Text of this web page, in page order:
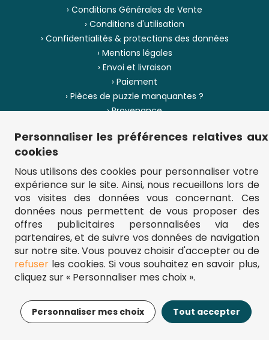
17,95€ Ajouter au panier
› Conditions Générales de Vente
› Conditions d'utilisation
› Confidentialités & protections des données
› Mentions légales
› Envoi et livraison
› Paiement
› Pièces de puzzle manquantes ?
› Provenance
› Plan du site
** Frais d'envoi = 6,95 € (France) / gratuit à partir de 45 €.
fou-de-puzzle.com : le site référence pour acheter des puzzles de
qualité à bon prix.
© Fou-de-puzzle.com 2011 - 2026
Personnaliser les préférences relatives aux
cookies
Nous utilisons des cookies pour personnaliser votre
expérience sur le site. Ainsi, nous recueillons lors de
vos visites des données vous concernant. Ces
données nous permettent de vous proposer des
offres publicitaires personnalisées via des
partenaires, et de suivre vos données de navigation
sur notre site. Vous pouvez choisir d'accepter ou de
refuserles cookies. Si vous souhaitez en savoir plus,
cliquez sur « Personnaliser mes choix ».
Personnaliser mes choix Tout accepter